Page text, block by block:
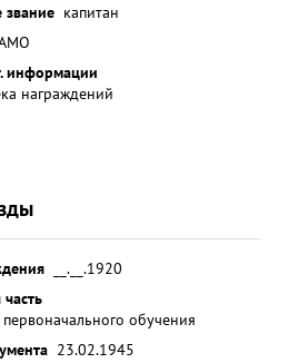
звание капитан
информации
награждений
__.__.1920
обучения
23.02.1945